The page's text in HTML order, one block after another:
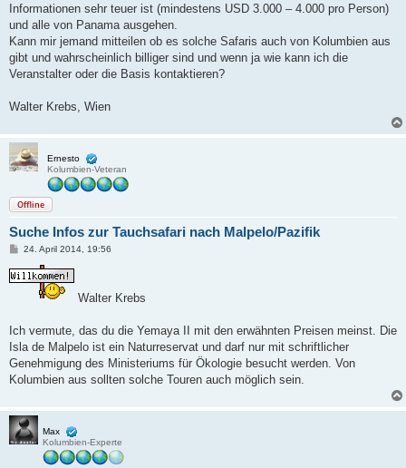
Informationen sehr teuer ist (mindestens USD 3.000 – 4.000 pro Person)
und alle von Panama ausgehen.
Kann mir jemand mitteilen ob es solche Safaris auch von Kolumbien aus
gibt und wahrscheinlich billiger sind und wenn ja wie kann ich die
Veranstalter oder die Basis kontaktieren?
Walter Krebs, Wien
Ernesto
Kolumbien-Veteran
Offline
Suche Infos zur Tauchsafari nach Malpelo/Pazifik
B
i
t
24. April 2014, 19:56
Walter Krebs
Ich vermute, das du die Yemaya II mit den erwähnten Preisen meinst. Die
Isla de Malpelo ist ein Naturreservat und darf nur mit schriftlicher
Genehmigung des Ministeriums für Ökologie besucht werden. Von
Kolumbien aus sollten solche Touren auch möglich sein.
Max
Kolumbien-Experte